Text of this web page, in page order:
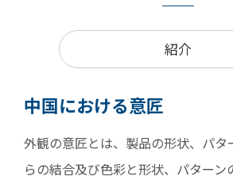
紹介
中国における意匠
外観の意匠とは、製品の形状、パタ
らの結合及び色彩と形状、パターン